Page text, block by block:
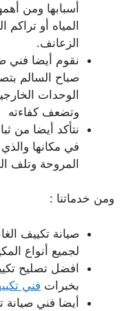
أسبابها ومن
المياه أو تراكم
الزعانف.
نقوم أيضا فني
صباح السالم
الوحدات
وتضعف كفاءته
نتأكد أيضا من
في مكانها
المروحة وتلف
ومن خدماتنا :
صيانة تكييف
لجميع أنواع
افضل تصليح
بخبرات فني
أيضا فني